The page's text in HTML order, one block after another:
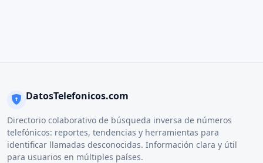
DatosTelefonicos.com
Directorio colaborativo de búsqueda inversa de números
telefónicos: reportes, tendencias y herramientas para
identificar llamadas desconocidas. Información clara y útil
para usuarios en múltiples países.